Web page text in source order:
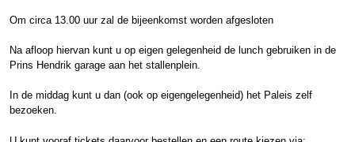
Om circa 13.00 uur zal de bijeenkomst worden afgesloten
Na afloop hiervan kunt u op eigen gelegenheid de lunch gebruiken in de
Prins Hendrik garage aan het stallenplein.
In de middag kunt u dan (ook op eigengelegenheid) het Paleis zelf
bezoeken.